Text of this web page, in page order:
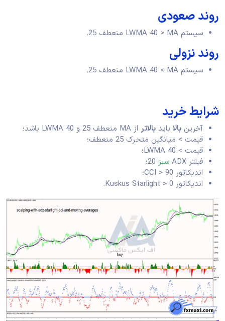
روند صعودی
سیستم LWMA 40 > MA منعطف 25.
روند نزولی
سیستم LWMA 40 < MA منعطف 25.
شرایط خرید
آخرین بالا باید بالاتر از MA منعطف 25 و LWMA 40 باشد؛
قیمت > میانگین متحرک 25 منعطف؛
قیمت > LWMA 40؛
فیلتر ADX
سبز
اندیکاتور CCI > 90؛
اندیکاتور Kuskus Starlight > 0.